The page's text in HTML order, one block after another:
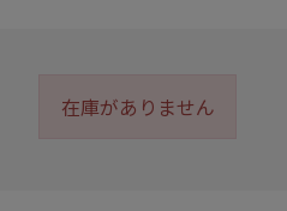
在庫がありません